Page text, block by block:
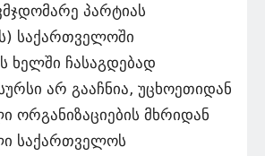
პარტიას
საქართველოში
ხელში ჩასაგდებად
არ გააჩნია, უცხოეთიდან
ორგანიზაციების მხრიდან
საქართველოს